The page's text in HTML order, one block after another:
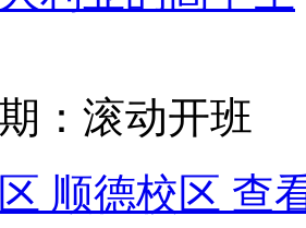
：滚动开班
顺德校区 查